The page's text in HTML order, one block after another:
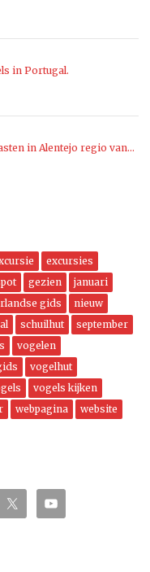
in Portugal.
in Alentejo regio van…
excursies
gezien
januari
gids
nieuw
schuilhut
september
vogelen
vogelhut
vogels kijken
webpagina website